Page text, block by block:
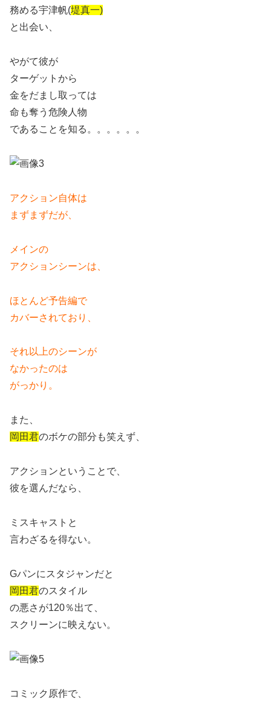
務める宇津帆(堤真一)
と出会い、
やがて彼が
ターゲットから
金をだまし取っては
命も奪う危険人物
であることを知る。。。。。。
アクション自体は
まずまずだが、
メインの
アクションシーンは、
ほとんど予告編で
カバーされており、
それ以上のシーンが
なかったのは
がっかり。
また、
岡田君のボケの部分も笑えず、
アクションということで、
彼を選んだなら、
ミスキャストと
言わざるを得ない。
Gパンにスタジャンだと
岡田君のスタイル
の悪さが120％出て、
スクリーンに映えない。
コミック原作で、